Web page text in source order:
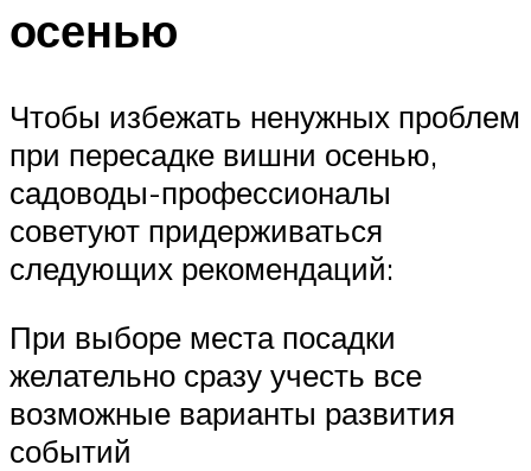
осенью
Чтобы избежать ненужных проблем
при пересадке вишни осенью,
садоводы-профессионалы
советуют придерживаться
следующих рекомендаций:
При выборе места посадки
желательно сразу учесть все
возможные варианты развития
событий